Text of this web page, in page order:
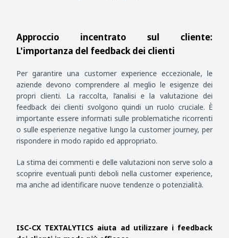
Approccio incentrato sul cliente:
L'importanza del feedback dei clienti
Per garantire una customer experience eccezionale, le
aziende devono comprendere al meglio le esigenze dei
propri clienti. La raccolta, l’analisi e la valutazione dei
feedback dei clienti svolgono quindi un ruolo cruciale. È
importante essere informati sulle problematiche ricorrenti
o sulle esperienze negative lungo la customer journey, per
rispondere in modo rapido ed appropriato.
La stima dei commenti e delle valutazioni non serve solo a
scoprire eventuali punti deboli nella customer experience,
ma anche ad identificare nuove tendenze o potenzialità.
ISC-CX TEXTALYTICS aiuta ad utilizzare i feedback